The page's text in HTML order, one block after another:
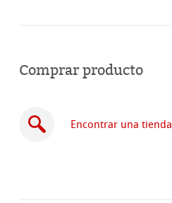
Comprar producto
Encontrar una tienda